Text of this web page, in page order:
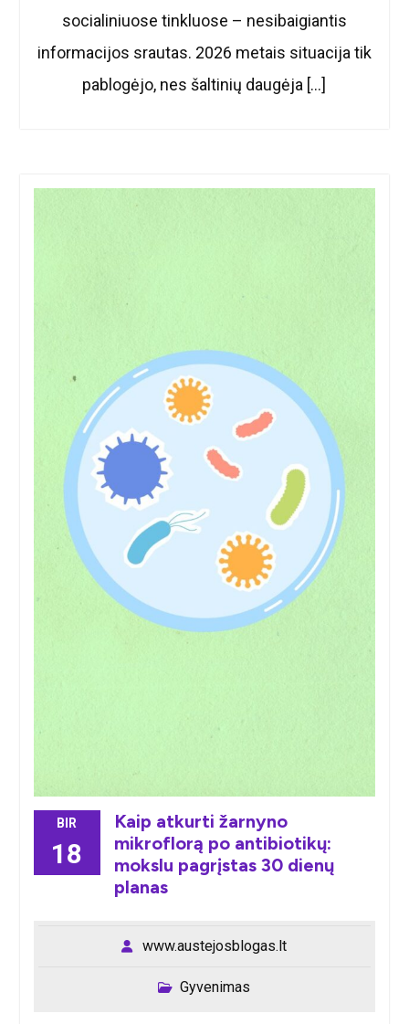
socialiniuose tinkluose – nesibaigiantis
informacijos srautas. 2026 metais situacija tik
pablogėjo, nes šaltinių daugėja […]
BIR
18
Kaip atkurti žarnyno
mikroflorą po antibiotikų:
mokslu pagrįstas 30 dienų
planas
www.austejosblogas.lt
Gyvenimas